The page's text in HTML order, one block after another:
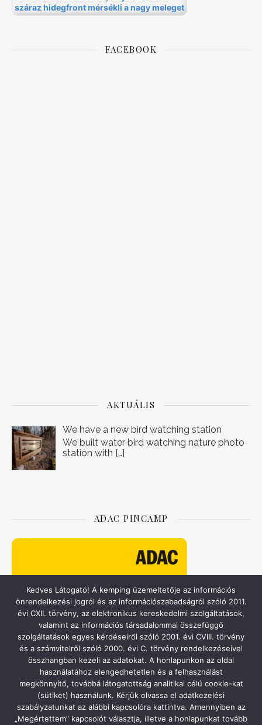
FACEBOOK
AKTUÁLIS
We have a new bird watching station
We built water bird watching nature photo
station with […]
ADAC PINCAMP
ACSI – CAMPING.INFO
Kedves Látogató! A kemping üzemeltetője az információs
önrendelkezési jogról és az információszabadságról szóló 2011.
évi CXII. törvény, az elektronikus kereskedelmi szolgáltatások,
valamint az információs társadalommal összefüggő
szolgáltatások egyes kérdéseiről szóló 2001. évi CVIII. törvény
és a számvitelről szóló 2000. évi C. törvény rendelkezéseivel
összhangban kezeli az adatokat. A honlapunkon az oldal
használatához elengedhetetlen és a felhasználást
megkönnyítő, továbbá látogatottság analitikai célú cookie-kat
(sütiket) használunk. Kérjük olvassa el adatkezelési
szabályzatunkat az alábbi kapcsolóra kattintva. Amennyiben az
„Megértettem” kapcsolót választja, illetve a honlapunkat tovább